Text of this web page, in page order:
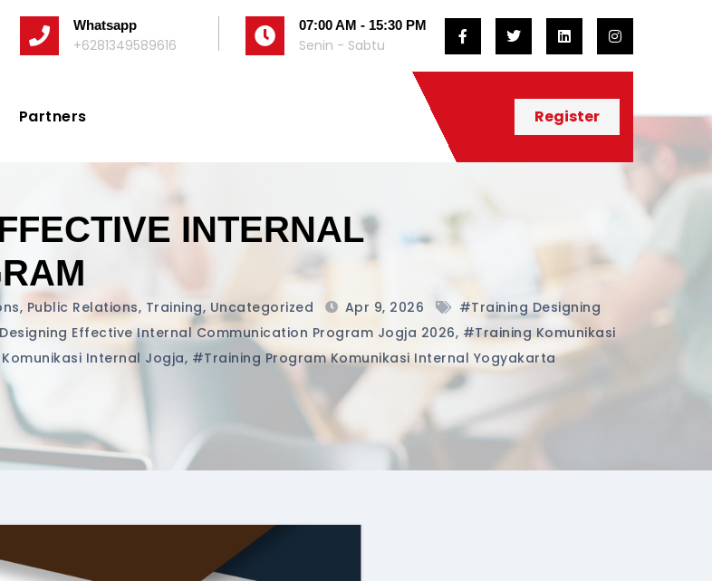
Whatsapp
+6281349589616
07:00 AM - 15:30 PM
Senin - Sabtu
Partners Register
INTERNAL
, Public Relations, Training, Uncategorized Apr 9, 2026
#training Designing
Effective Internal Communication Program Jogja 2026, #training Komunikasi
Internal Jogja, #training Program Komunikasi Internal Yogyakarta